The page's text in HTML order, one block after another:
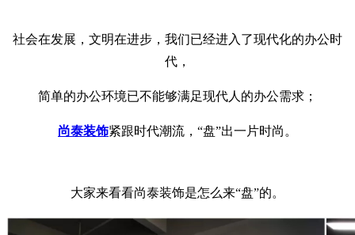
社会在发展，文明在进步，我们已经进入了现代化的办公时
代，
简单的办公环境已不能够满足现代人的办公需求；
尚泰装饰紧跟时代潮流，“盘”出一片时尚。
大家来看看尚泰装饰是怎么来“盘”的。